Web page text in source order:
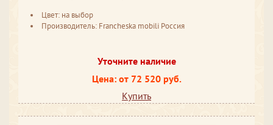
Цвет: на выбор
Производитель: Francheska mobili Россия
Уточните наличие
Цена: от 72 520 руб.
Купить